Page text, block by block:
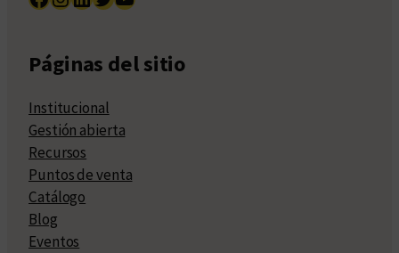
Páginas del sitio
Institucional
Gestión abierta
Recursos
Puntos de venta
Catálogo
Blog
Eventos